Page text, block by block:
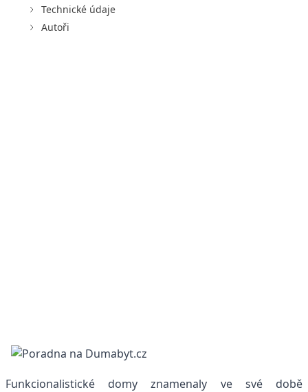
Technické údaje
Autoři
Funkcionalistické domy znamenaly ve své době